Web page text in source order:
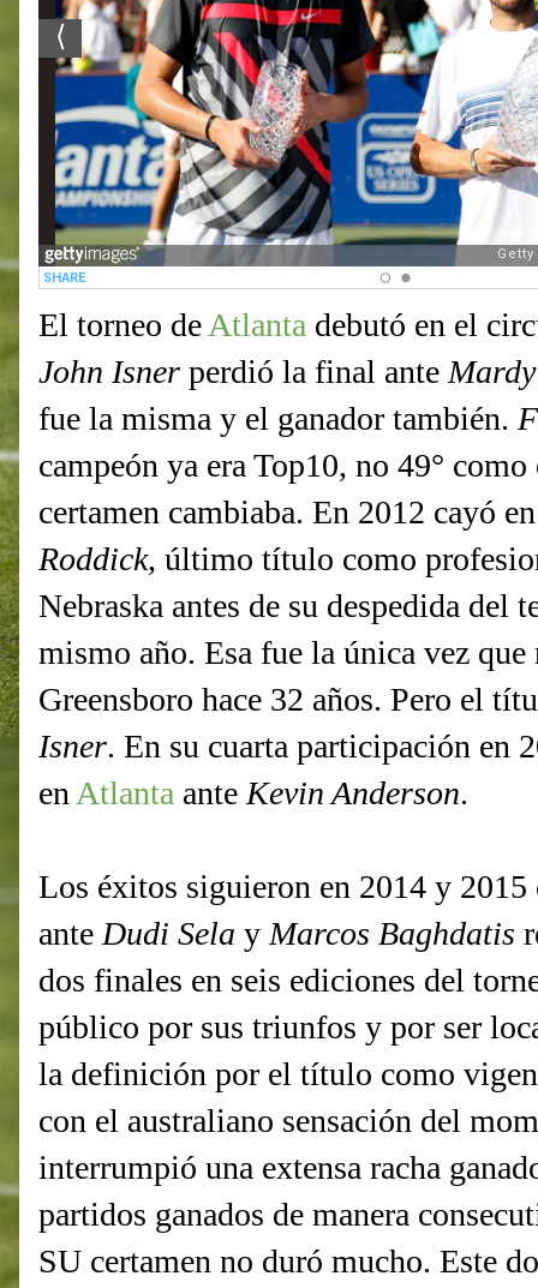
El torneo de Atlanta debutó en el
John Isner perdió la final ante
fue la misma y el ganador también.
campeón ya era Top10, no 49°
certamen cambiaba. En 2012 cayó
Roddick, último título como
Nebraska antes de su despedida del
mismo año. Esa fue la única vez
Greensboro hace 32 años. Pero el
Isner. En su cuarta participación en
en Atlanta ante Kevin Anderson.
Los éxitos siguieron en 2014 y
ante Dudi Sela y Marcos Baghdatis
dos finales en seis ediciones del
público por sus triunfos y por ser
la definición por el título como
con el australiano sensación del
interrumpió una extensa racha
partidos ganados de manera
SU certamen no duró mucho. Este